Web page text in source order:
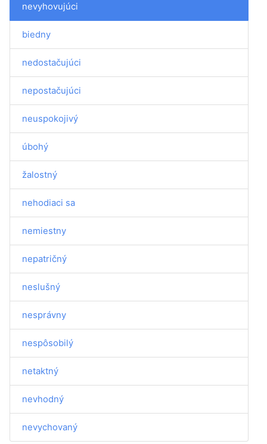
nevyhovujúci
biedny
nedostačujúci
nepostačujúci
neuspokojivý
úbohý
žalostný
nehodiaci sa
nemiestny
nepatričný
neslušný
nesprávny
nespôsobilý
netaktný
nevhodný
nevychovaný